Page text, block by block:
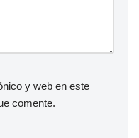
y web en este
comente.